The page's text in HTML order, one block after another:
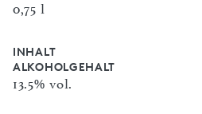
0,75 l
INHALT
ALKOHOLGEHALT
13.5% vol.